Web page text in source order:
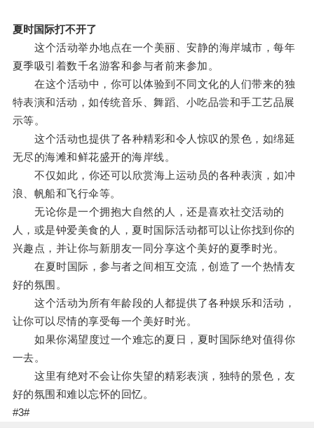
夏时国际打不开了
这个活动举办地点在一个美丽、安静的海岸城市，每年
夏季吸引着数千名游客和参与者前来参加。
在这个活动中，你可以体验到不同文化的人们带来的独
特表演和活动，如传统音乐、舞蹈、小吃品尝和手工艺品展
示等。
这个活动也提供了各种精彩和令人惊叹的景色，如绵延
无尽的海滩和鲜花盛开的海岸线。
不仅如此，你还可以欣赏海上运动员的各种表演，如冲
浪、帆船和飞行伞等。
无论你是一个拥抱大自然的人，还是喜欢社交活动的
人，或是钟爱美食的人，夏时国际活动都可以让你找到你的
兴趣点，并让你与新朋友一同分享这个美好的夏季时光。
在夏时国际，参与者之间相互交流，创造了一个热情友
好的氛围。
这个活动为所有年龄段的人都提供了各种娱乐和活动，
让你可以尽情的享受每一个美好时光。
如果你渴望度过一个难忘的夏日，夏时国际绝对值得你
一去。
这里有绝对不会让你失望的精彩表演，独特的景色，友
好的氛围和难以忘怀的回忆。
#3#